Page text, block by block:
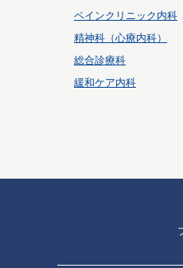
ペインクリニック内科
精神科（心療内科）
総合診療科
緩和ケア内科